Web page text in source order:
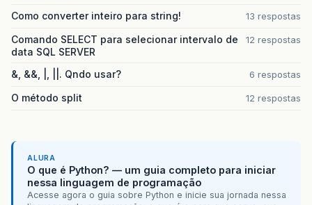
Como converter inteiro para string! 13 respostas
Comando SELECT para selecionar intervalo de
data SQL SERVER
12 respostas
&, &&, |, ||. Qndo usar? 6 respostas
O método split 12 respostas
ALURA
O que é Python? — um guia completo para iniciar
nessa linguagem de programação
Acesse agora o guia sobre Python e inicie sua jornada nessa